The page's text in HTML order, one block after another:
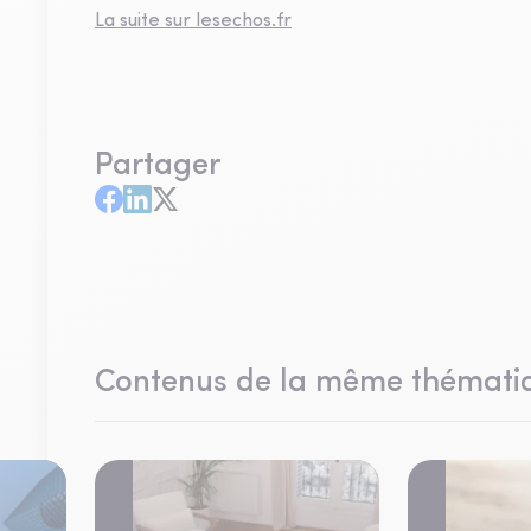
La suite sur lesechos.fr
Partager
Contenus de la même